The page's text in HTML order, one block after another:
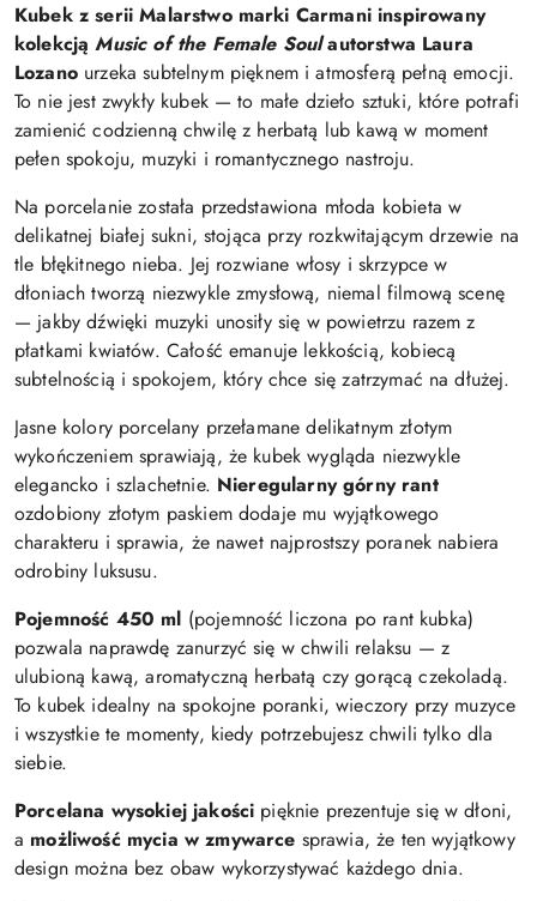
Kubek z serii Malarstwo marki Carmaniinspirowany
kolekcjąMusic of the Female Soulautorstwa Laura
Lozano urzeka subtelnym pięknem i atmosferą pełną emocji.
To nie jest zwykły kubek — to małe dzieło sztuki, które potrafi
zamienić codzienną chwilę z herbatą lub kawą w moment
pełen spokoju, muzyki i romantycznego nastroju.
Na porcelanie została przedstawiona młoda kobieta w
delikatnej białej sukni, stojąca przy rozkwitającym drzewie na
tle błękitnego nieba. Jej rozwiane włosy i skrzypce w
dłoniach tworzą niezwykle zmysłową, niemal filmową scenę
— jakby dźwięki muzyki unosiły się w powietrzu razem z
płatkami kwiatów. Całość emanuje lekkością, kobiecą
subtelnością i spokojem, który chce się zatrzymać na dłużej.
Jasne kolory porcelany przełamane delikatnym złotym
wykończeniem sprawiają, że kubek wygląda niezwykle
elegancko i szlachetnie. Nieregularny górny rant
ozdobiony złotym paskiem dodaje mu wyjątkowego
charakteru i sprawia, że nawet najprostszy poranek nabiera
odrobiny luksusu.
Pojemność 450 ml (pojemność liczona po rant kubka)
pozwala naprawdę zanurzyć się w chwili relaksu — z
ulubioną kawą, aromatyczną herbatą czy gorącą czekoladą.
To kubek idealny na spokojne poranki, wieczory przy muzyce
i wszystkie te momenty, kiedy potrzebujesz chwili tylko dla
siebie.
Porcelana wysokiej jakości pięknie prezentuje się w dłoni,
a możliwość mycia w zmywarce sprawia, że ten wyjątkowy
design można bez obaw wykorzystywać każdego dnia.